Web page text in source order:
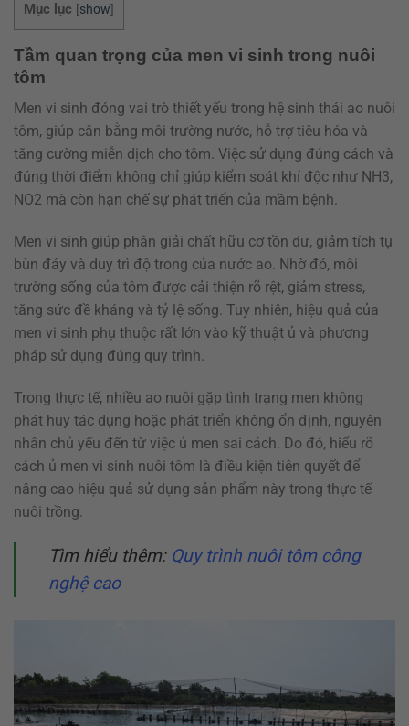
Mục lục [show]
Tầm quan trọng của men vi sinh trong nuôi
tôm
Men vi sinh đóng vai trò thiết yếu trong hệ sinh thái ao nuôi
tôm, giúp cân bằng môi trường nước, hỗ trợ tiêu hóa và
tăng cường miễn dịch cho tôm. Việc sử dụng đúng cách và
đúng thời điểm không chỉ giúp kiểm soát khí độc như NH3,
NO2 mà còn hạn chế sự phát triển của mầm bệnh.
Men vi sinh giúp phân giải chất hữu cơ tồn dư, giảm tích tụ
bùn đáy và duy trì độ trong của nước ao. Nhờ đó, môi
trường sống của tôm được cải thiện rõ rệt, giảm stress,
tăng sức đề kháng và tỷ lệ sống. Tuy nhiên, hiệu quả của
men vi sinh phụ thuộc rất lớn vào kỹ thuật ủ và phương
pháp sử dụng đúng quy trình.
Trong thực tế, nhiều ao nuôi gặp tình trạng men không
phát huy tác dụng hoặc phát triển không ổn định, nguyên
nhân chủ yếu đến từ việc ủ men sai cách. Do đó, hiểu rõ
cách ủ men vi sinh nuôi tôm là điều kiện tiên quyết để
nâng cao hiệu quả sử dụng sản phẩm này trong thực tế
nuôi trồng.
Tìm hiểu thêm: Quy trình nuôi tôm công
nghệ cao